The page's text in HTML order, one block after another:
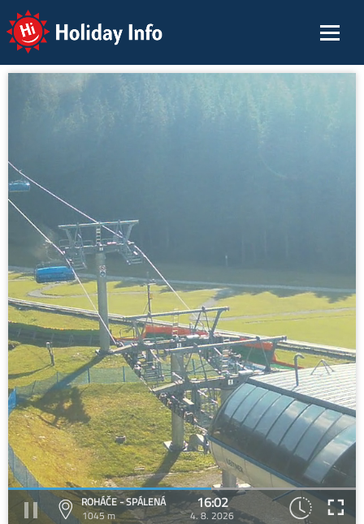
Holiday Info
ROHÁČE - SPÁLENÁ
1045 m
16:02
4. 8. 2026